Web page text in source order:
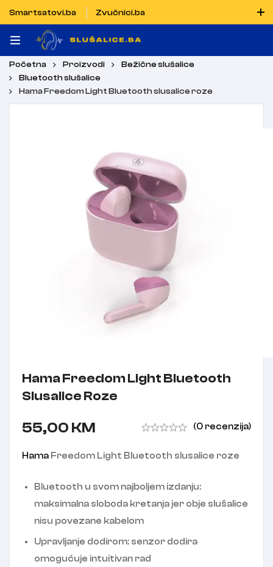
Smartsatovi.ba
Zvučnici.ba
Naručiti možete i porukom putem Vibera i WhatsAppa
Početna Proizvodi
Bežične slušalice
Bluetooth slušalice
Hama Freedom Light Bluetooth slusalice roze
Hama Freedom Light Bluetooth
Slusalice Roze
55,00 KM (0 recenzija)
Hama Freedom Light Bluetooth slusalice roze
Bluetooth u svom najboljem izdanju:
maksimalna sloboda kretanja jer obje slušalice
nisu povezane kabelom
Upravljanje dodirom: senzor dodira
omogućuje intuitivan rad